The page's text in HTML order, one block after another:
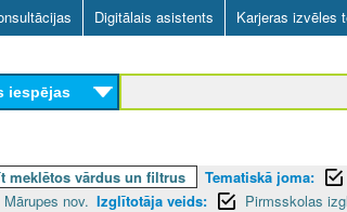
Skip
to
main
content
Digitālais asistents Karjeras izvēles
iespējas
meklētos vārdus un filtrus Tematiskā joma:
Mārupes nov. Izglītotāja veids: Pirmsskolas